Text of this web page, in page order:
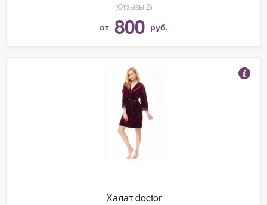
(Отзывы 2)
от 800 руб.
Халат doctor